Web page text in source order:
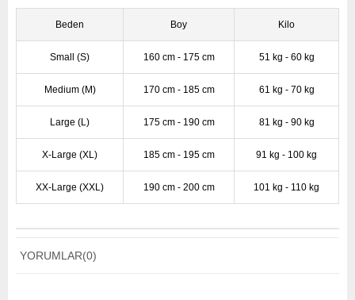
Beden Boy Kilo
Small (S) 160 cm - 175 cm 51 kg - 60 kg
Medium (M) 170 cm - 185 cm 61 kg - 70 kg
Large (L) 175 cm - 190 cm 81 kg - 90 kg
X-Large (XL) 185 cm - 195 cm 91 kg - 100 kg
XX-Large (XXL) 190 cm - 200 cm 101 kg - 110 kg
YORUMLAR(0)